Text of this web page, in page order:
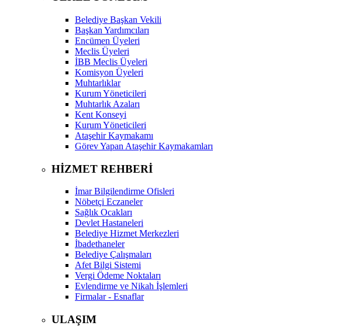
Belediye Başkan Vekili
Başkan Yardımcıları
Encümen Üyeleri
Meclis Üyeleri
İBB Meclis Üyeleri
Komisyon Üyeleri
Muhtarlıklar
Kurum Yöneticileri
Muhtarlık Azaları
Kent Konseyi
Kurum Yöneticileri
Ataşehir Kaymakamı
Görev Yapan Ataşehir Kaymakamları
HİZMET REHBERİ
İmar Bilgilendirme Ofisleri
Nöbetçi Eczaneler
Sağlık Ocakları
Devlet Hastaneleri
Belediye Hizmet Merkezleri
İbadethaneler
Belediye Çalışmaları
Afet Bilgi Sistemi
Vergi Ödeme Noktaları
Evlendirme ve Nikah İşlemleri
Firmalar - Esnaflar
ULAŞIM